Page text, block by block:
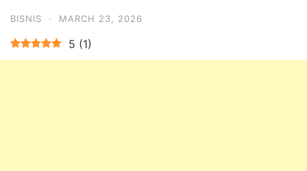
BISNIS · MARCH 23, 2026
5 (1)